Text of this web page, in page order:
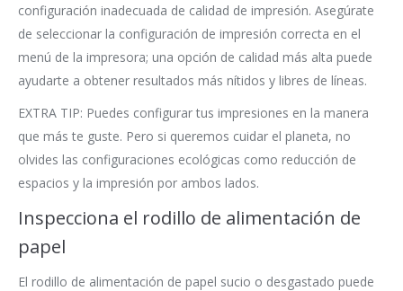
configuración inadecuada de calidad de impresión. Asegúrate
de seleccionar la configuración de impresión correcta en el
menú de la impresora; una opción de calidad más alta puede
ayudarte a obtener resultados más nítidos y libres de líneas.
EXTRA TIP: Puedes configurar tus impresiones en la manera
que más te guste. Pero si queremos cuidar el planeta, no
olvides las configuraciones ecológicas como reducción de
espacios y la impresión por ambos lados.
Inspecciona el rodillo de alimentación de
papel
El rodillo de alimentación de papel sucio o desgastado puede